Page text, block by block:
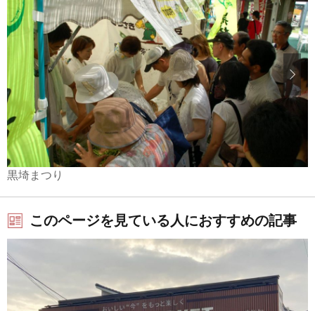
黒埼まつり
このページを見ている人におすすめの記事